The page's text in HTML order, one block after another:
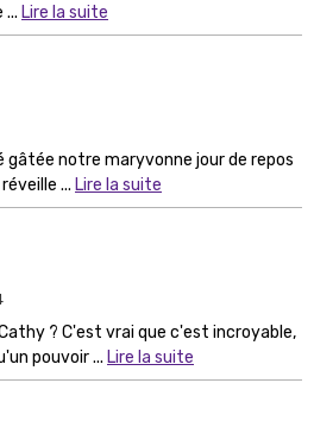
Lire la suite
gâtée notre maryvonne jour de repos
... Lire la suite
? C'est vrai que c'est incroyable,
pouvoir ... Lire la suite